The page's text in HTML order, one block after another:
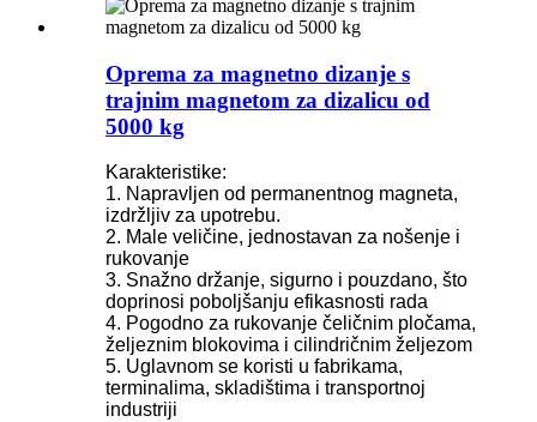
Oprema za magnetno dizanje s
trajnim magnetom za dizalicu od
5000 kg
Karakteristike:
1. Napravljen od permanentnog magneta,
izdržljiv za upotrebu.
2. Male veličine, jednostavan za nošenje i
rukovanje
3. Snažno držanje, sigurno i pouzdano, što
doprinosi poboljšanju efikasnosti rada
4. Pogodno za rukovanje čeličnim pločama,
željeznim blokovima i cilindričnim željezom
5. Uglavnom se koristi u fabrikama,
terminalima, skladištima i transportnoj
industriji